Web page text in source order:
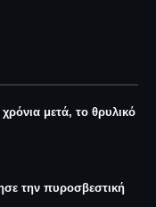
μετά, το θρυλικό
την πυροσβεστική